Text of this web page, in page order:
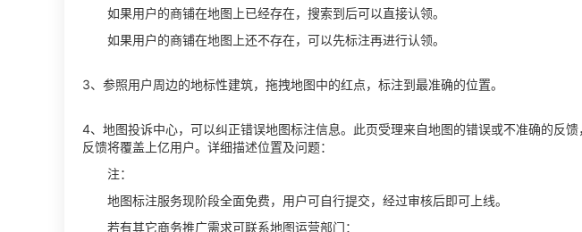
如果用户的商铺在地图上已经存在，搜索到后可以直接认领。
如果用户的商铺在地图上还不存在，可以先标注再进行认领。
3、参照用户周边的地标性建筑，拖拽地图中的红点，标注到最准确的位置。
4、地图投诉中心，可以纠正错误地图标注信息。此页受理来自地图的错误或不准确的反馈
反馈将覆盖上亿用户。详细描述位置及问题：
注：
地图标注服务现阶段全面免费，用户可自行提交，经过审核后即可上线。
若有其它商务推广需求可联系地图运营部门：